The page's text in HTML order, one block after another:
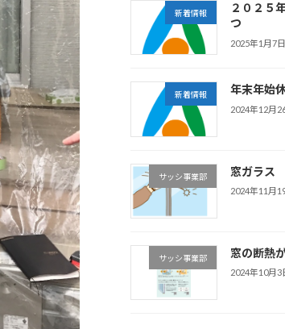
新着情報
２０２５
つ
2025年1月7日
新着情報 年末年始
2024年12月
サッシ事業部 窓ガラス
2024年11月
サッシ事業部 窓の断熱
2024年10月3